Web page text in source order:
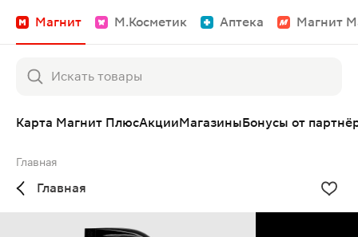
Магнит М.Косметик Аптека Магнит
Карта Магнит ПлюсАкцииМагазиныБонусы от
Главная
Главная